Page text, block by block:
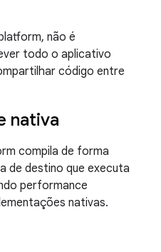
não é
todo o aplicativo
código entre
nativa
compila de forma
de destino que executa
performance
nativas.